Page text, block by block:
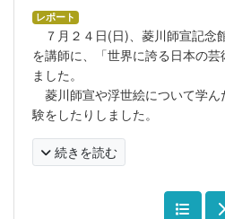
レポート
７月２４日(日)、菱川師宣
を講師に、「世界に誇る日本の
ました。
菱川師宣や浮世絵について学
験をしたりしました。
続きを読む